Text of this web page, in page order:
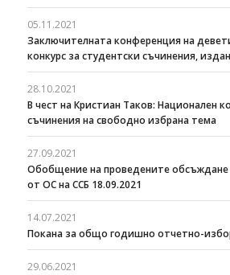
05.11.2021
Заключителната конференция на
конкурс за студентски съчинения,
28.10.2021
В чест на Кристиан Таков: Национален
съчинения на свободно избрана тема
27.09.2021
Oбобщение на проведените
от ОС на ССБ 18.09.2021
14.07.2021
Покана за общо годишно отчетно-
29.06.2021